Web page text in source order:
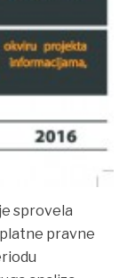
sprovela
pravne